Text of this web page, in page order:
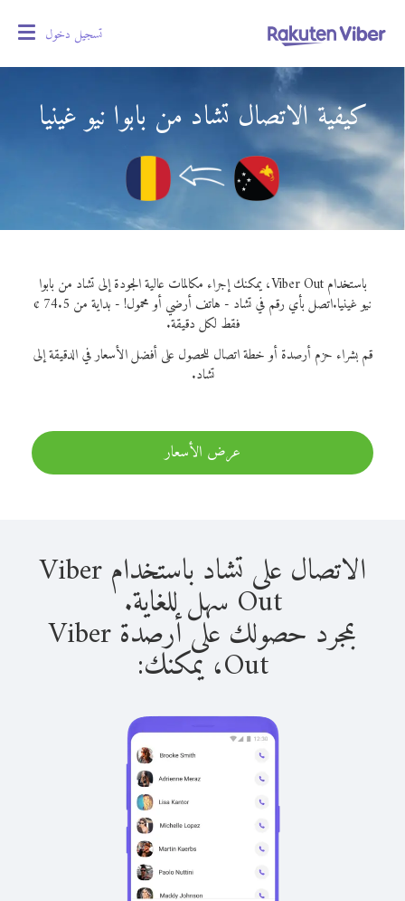
تسجيل دخول
كيفية الاتصال تشاد من بابوا نيو غينيا
باستخدام Viber Out، يمكنك إجراء مكالمات عالية الجودة إلى تشاد من بابوا
نيو غينيا.
اتصل بأي رقم في تشاد - هاتف أرضي أو محمول! - بداية من 74.5 ¢
فقط لكل دقيقة.
قم بشراء حزم أرصدة أو خطة اتصال للحصول على أفضل الأسعار في الدقيقة إلى
تشاد.
عرض الأسعار
الاتصال على تشاد باستخدام Viber
Out سهل للغاية.
بمجرد حصولك على أرصدة Viber
Out، يمكنك: